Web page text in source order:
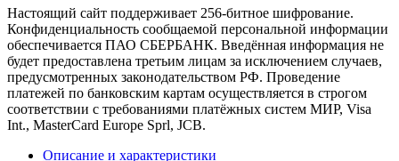
Настоящий сайт поддерживает 256-битное шифрование.
Конфиденциальность сообщаемой персональной информации
обеспечивается ПАО СБЕРБАНК. Введённая информация не
будет предоставлена третьим лицам за исключением случаев,
предусмотренных законодательством РФ. Проведение
платежей по банковским картам осуществляется в строгом
соответствии с требованиями платёжных систем МИР, Visa
Int., MasterCard Europe Sprl, JCB.
Описание и характеристики